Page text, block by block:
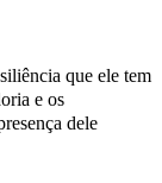
que ele tem
e os
dele